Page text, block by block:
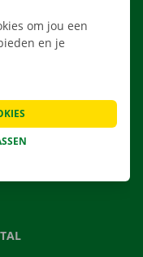
om jou een
en je